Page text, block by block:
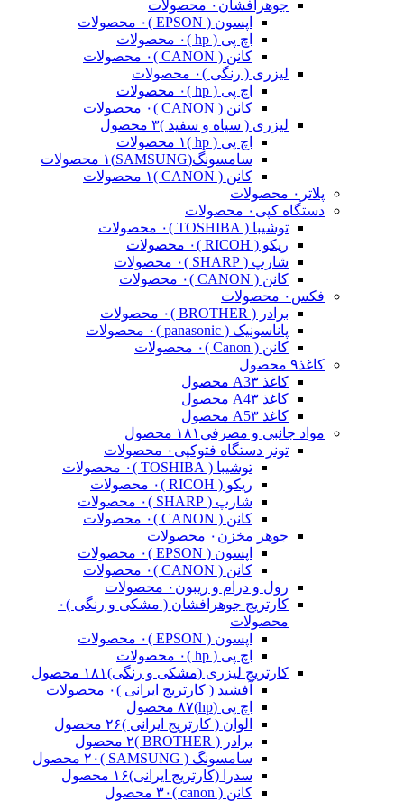
جوهرافشان ۰ محصولات
اپسون ( EPSON )
۰ محصولات
اچ پی ( hp )
۰ محصولات
کانن ( CANON )
۰ محصولات
لیزری ( رنگی )۰ محصولات
اچ پی ( hp )
۰ محصولات
کانن ( CANON )
۰ محصولات
لیزری ( سیاه و سفید )۳ محصول
اچ پی ( hp )
۱ محصولات
سامسونگ(SAMSUNG)
۱ محصولات
کانن ( CANON )
۱ محصولات
پلاتر ۰ محصولات
دستگاه کپی ۰ محصولات
توشیبا ( TOSHIBA )
۰ محصولات
ریکو ( RICOH )
۰ محصولات
شارپ ( SHARP )
۰ محصولات
کانن ( CANON )
۰ محصولات
فکس ۰ محصولات
برادر ( BROTHER )
۰ محصولات
پاناسونیک ( panasonic )
۰ محصولات
کانن ( Canon )
۰ محصولات
کاغذ۹ محصول
کاغذ A3 ۳ محصول
کاغذ A4 ۳ محصول
کاغذ A5 ۳ محصول
مواد جانبی و مصرفی ۱۸۱ محصول
تونر دستگاه فتوکپی ۰ محصولات
توشیبا ( TOSHIBA )
۰ محصولات
ریکو ( RICOH )
۰ محصولات
شارپ ( SHARP )
۰ محصولات
کانن ( CANON )
۰ محصولات
جوهر مخزن ۰ محصولات
اپسون ( EPSON )
۰ محصولات
کانن ( CANON )
۰ محصولات
رول و درام و ریبون ۰ محصولات
کارتریج جوهرافشان ( مشکی و رنگی )۰
محصولات
اپسون ( EPSON )
۰ محصولات
اچ پی ( hp )
۰ محصولات
کارتریج لیزری (مشکی و رنگی)۱۸۱ محصول
آفشید ( کارتریج ایرانی )۰ محصولات
اچ پی (hp)
۸۷ محصول
الوان ( کارتریج ایرانی )۲۶ محصول
برادر ( BROTHER )
۲ محصول
سامسونگ ( SAMSUNG )
۲۰ محصول
سدرا (کارتریج ایرانی)۱۶ محصول
کانن ( canon )
۳۰ محصول